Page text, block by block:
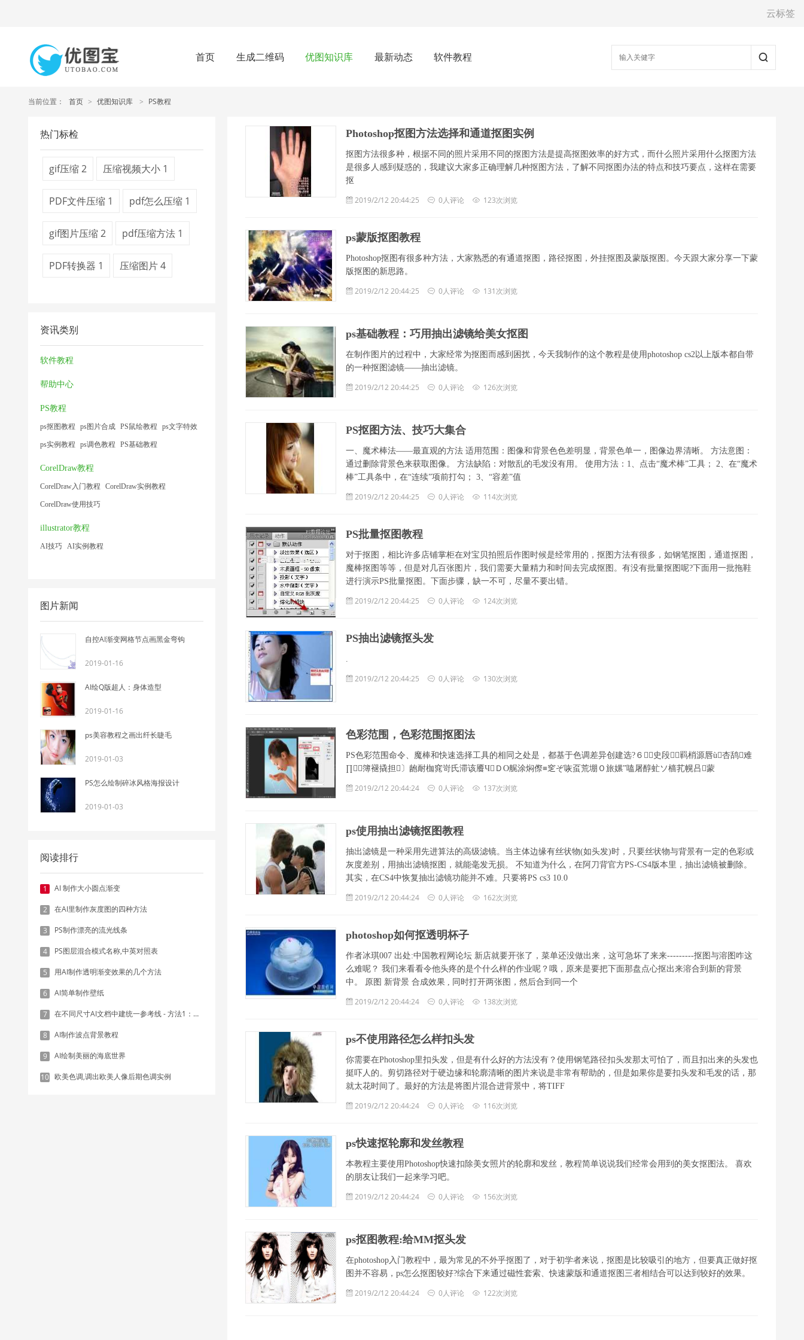
云标签
首页 生成二维码 优图知识库 最新动态 软件教程
当前位置： 首页 > 优图知识库 > PS教程
热门标检
gif压缩2 压缩视频大小 1
PDF文件压缩 1 pdf怎么压缩 1
gif图片压缩2 pdf压缩方法 1
PDF转换器 1 压缩图片4
资讯类别
软件教程
帮助中心
PS教程
ps抠图教程 ps图片合成 PS鼠绘教程 ps文字特效
ps实例教程 ps调色教程 PS基础教程
CorelDraw教程
CorelDraw入门教程 CorelDraw实例教程
CorelDraw使用技巧
illustrator教程
AI技巧 AI实例教程
图片新闻
自控AI渐变网格节点画黑金弯钩
2019-01-16
AI绘Q版超人：身体造型
2019-01-16
ps美容教程之画出纤长睫毛
2019-01-03
PS怎么绘制碎冰风格海报设计
2019-01-03
阅读排行
1 AI 制作大小圆点渐变
2 在AI里制作灰度图的四种方法
3 PS制作漂亮的流光线条
4 PS图层混合模式名称,中英对照表
5 用AI制作透明渐变效果的几个方法
6 AI简单制作壁纸
7 在不同尺寸AI文档中建统一参考线 - 方法1：对齐和分布
8 AI制作波点背景教程
9 AI绘制美丽的海底世界
10 欧美色调,调出欧美人像后期色调实例
Photoshop抠图方法选择和通道抠图实例
抠图方法很多种，根据不同的照片采用不同的抠图方法是提高抠图效率的好方式，而什么照片采用什么抠图方法
是很多人感到疑惑的，我建议大家多正确理解几种抠图方法，了解不同抠图办法的特点和技巧要点，这样在需要
抠
2019/2/12 20:44:25 0人评论 123次浏览
ps蒙版抠图教程
Photoshop抠图有很多种方法，大家熟悉的有通道抠图，路径抠图，外挂抠图及蒙版抠图。今天跟大家分享一下蒙
版抠图的新思路。
2019/2/12 20:44:25 0人评论 131次浏览
ps基础教程：巧用抽出滤镜给美女抠图
在制作图片的过程中，大家经常为抠图而感到困扰，今天我制作的这个教程是使用photoshop cs2以上版本都自带
的一种抠图滤镜——抽出滤镜。
2019/2/12 20:44:25 0人评论 126次浏览
PS抠图方法、技巧大集合
一、魔术棒法——最直观的方法 适用范围：图像和背景色色差明显，背景色单一，图像边界清晰。 方法意图：
通过删除背景色来获取图像。 方法缺陷：对散乱的毛发没有用。 使用方法：1、点击“魔术棒”工具； 2、在“魔术
棒”工具条中，在“连续”项前打勾； 3、“容差”值
2019/2/12 20:44:25 0人评论 114次浏览
PS批量抠图教程
对于抠图，相比许多店铺掌柜在对宝贝拍照后作图时候是经常用的，抠图方法有很多，如钢笔抠图，通道抠图，
魔棒抠图等等，但是对几百张图片，我们需要大量精力和时间去完成抠图。有没有批量抠图呢?下面用一批拖鞋
进行演示PS批量抠图。下面步骤，缺一不可，尽量不要出错。
2019/2/12 20:44:25 0人评论 124次浏览
PS抽出滤镜抠头发
.
2019/2/12 20:44:25 0人评论 130次浏览
色彩范围，色彩范围抠图法
PS色彩范围命令、魔棒和快速选择工具的相同之处是，都基于色调差异创建选?６史段羁梢源唇ù杏鸹难
∏簿褪撬担〕龅耐枷窕岢氏滞该餍ЧＤО艉涂焖傺≡窆ぞ咴虿荒堋Ｏ旅嫘”嗑屠醇虻ソ樯芤幌吕蒙
2019/2/12 20:44:24 0人评论 137次浏览
ps使用抽出滤镜抠图教程
抽出滤镜是一种采用先进算法的高级滤镜。当主体边缘有丝状物(如头发)时，只要丝状物与背景有一定的色彩或
灰度差别，用抽出滤镜抠图，就能毫发无损。 不知道为什么，在阿刀背官方PS-CS4版本里，抽出滤镜被删除。
其实，在CS4中恢复抽出滤镜功能并不难。只要将PS cs3 10.0
2019/2/12 20:44:24 0人评论 162次浏览
photoshop如何抠透明杯子
作者冰琪007 出处:中国教程网论坛 新店就要开张了，菜单还没做出来，这可急坏了来来---------抠图与溶图咋这
么难呢？ 我们来看看令他头疼的是个什么样的作业呢？哦，原来是要把下面那盘点心抠出来溶合到新的背景
中。 原图 新背景 合成效果 , 同时打开两张图，然后合到同一个
2019/2/12 20:44:24 0人评论 138次浏览
ps不使用路径怎么样扣头发
你需要在Photoshop里扣头发，但是有什么好的方法没有？使用钢笔路径扣头发那太可怕了，而且扣出来的头发也
挺吓人的。剪切路径对于硬边缘和轮廓清晰的图片来说是非常有帮助的，但是如果你是要扣头发和毛发的话，那
就太花时间了。最好的方法是将图片混合进背景中，将TIFF
2019/2/12 20:44:24 0人评论 116次浏览
ps快速抠轮廓和发丝教程
本教程主要使用Photoshop快速扣除美女照片的轮廓和发丝，教程简单说说我们经常会用到的美女抠图法。 喜欢
的朋友让我们一起来学习吧。
2019/2/12 20:44:24 0人评论 156次浏览
ps抠图教程:给MM抠头发
在photoshop入门教程中，最为常见的不外乎抠图了，对于初学者来说，抠图是比较吸引的地方，但要真正做好抠
图并不容易，ps怎么抠图较好?综合下来通过磁性套索、快速蒙版和通道抠图三者相结合可以达到较好的效果。
2019/2/12 20:44:24 0人评论 122次浏览